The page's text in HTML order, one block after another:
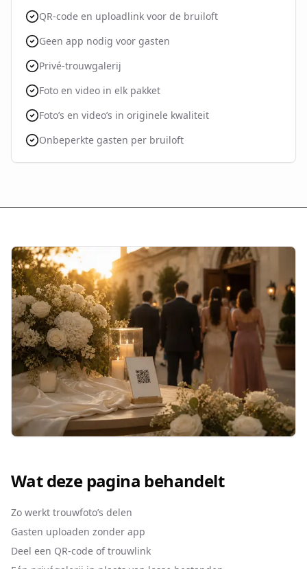
QR-code en uploadlink voor de bruiloft
Geen app nodig voor gasten
Privé-trouwgalerij
Foto en video in elk pakket
Foto’s en video’s in originele kwaliteit
Onbeperkte gasten per bruiloft
Wat deze pagina behandelt
Zo werkt trouwfoto’s delen
Gasten uploaden zonder app
Deel een QR-code of trouwlink